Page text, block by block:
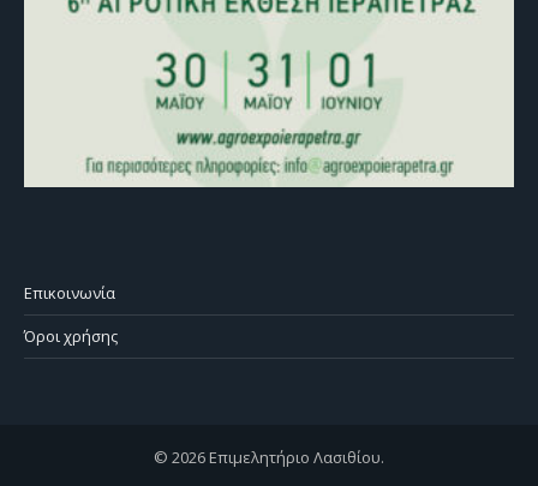
Επικοινωνία
Όροι χρήσης
© 2026 Επιμελητήριο Λασιθίου.